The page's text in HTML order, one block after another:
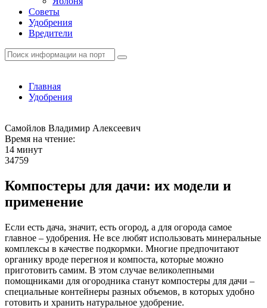
Советы
Удобрения
Вредители
Главная
Удобрения
Самойлов Владимир Алексеевич
Время на чтение:
14 минут
34759
Компостеры для дачи: их модели и
применение
Если есть дача, значит, есть огород, а для огорода самое
главное – удобрения. Не все любят использовать минеральные
комплексы в качестве подкормки. Многие предпочитают
органику вроде перегноя и компоста, которые можно
приготовить самим. В этом случае великолепными
помощниками для огородника станут компостеры для дачи –
специальные контейнеры разных объемов, в которых удобно
готовить и хранить натуральное удобрение.